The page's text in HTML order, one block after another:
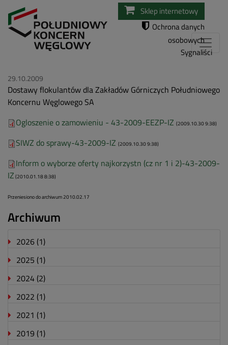
Przejdź
do
Sklep internetowy
Ochrona danych
osobowych
Sygnaliści
29.10.2009
Dostawy flokulantów dla Zakładów Górniczych Południowego
Koncernu Węglowego SA
Ogloszenie o zamowieniu - 43-2009-EEZP-IZ (2009.10.30 9:38)
SIWZ do sprawy-43-2009-IZ (2009.10.30 9:38)
Inform o wyborze oferty najkorzystn (cz nr 1 i 2)-43-2009-
IZ (2010.01.18 8:38)
Przeniesiono do archiwum 2010.02.17
Archiwum
2026 (1)
2025 (1)
2024 (2)
2022 (1)
2021 (1)
2019 (1)